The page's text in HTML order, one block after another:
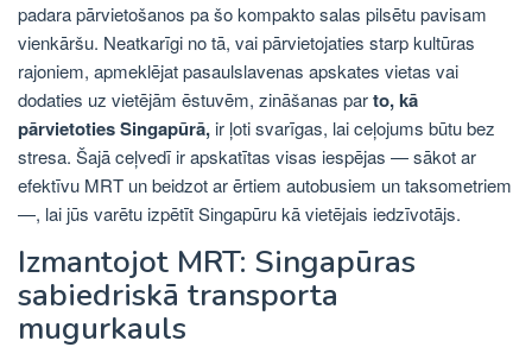
padara pārvietošanos pa šo kompakto salas pilsētu pavisam
vienkāršu. Neatkarīgi no tā, vai pārvietojaties starp kultūras
rajoniem, apmeklējat pasaulslavenas apskates vietas vai
dodaties uz vietējām ēstuvēm, zināšanas parto, kā
pārvietoties Singapūrā, ir ļoti svarīgas, lai ceļojums būtu bez
stresa. Šajā ceļvedī ir apskatītas visas iespējas — sākot ar
efektīvu MRT un beidzot ar ērtiem autobusiem un taksometriem
—, lai jūs varētu izpētīt Singapūru kā vietējais iedzīvotājs.
Izmantojot MRT: Singapūras
sabiedriskā transporta
mugurkauls